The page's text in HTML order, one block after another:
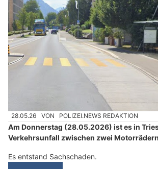
28.05.26 VON POLIZEI.NEWS REDAKTION
Am Donnerstag (28.05.2026) ist es in
Verkehrsunfall zwischen zwei
Es entstand Sachschaden.